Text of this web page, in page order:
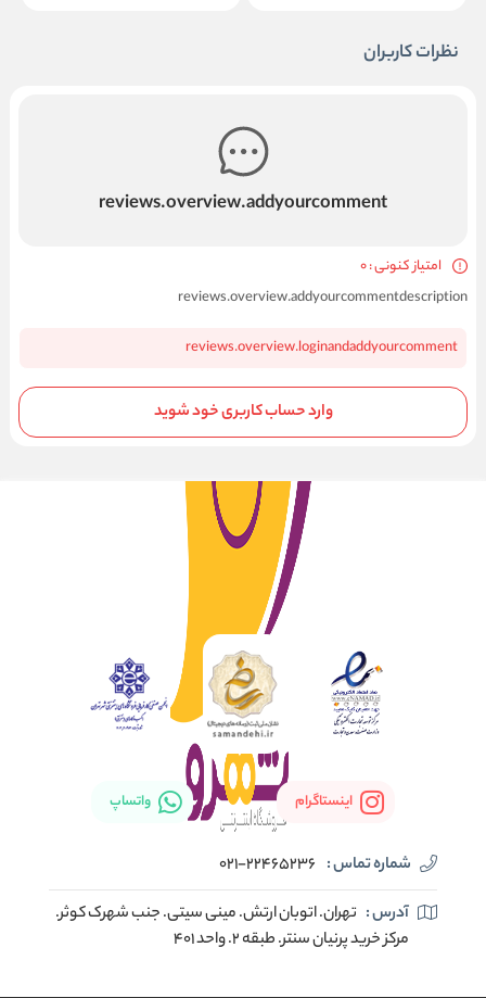
نظرات کاربران
reviews.overview.addyourcomment
امتیاز کنونی : 0
reviews.overview.addyourcommentdescription
reviews.overview.loginandaddyourcomment
وارد حساب کاربری خود شوید
اینستاگرام واتساپ
شماره تماس : 021-22465236
آدرس : تهران. اتوبان ارتش. مینی سیتی. جنب شهرک کوثر.
مرکز خرید پرنیان سنتر. طبقه ۲. واحد ۴۰۱